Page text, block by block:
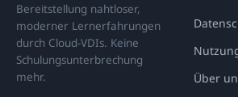
Bereitstellung nahtloser,
moderner Lernerfahrungen
durch Cloud-VDIs. Keine
Schulungsunterbrechung
mehr.
Über